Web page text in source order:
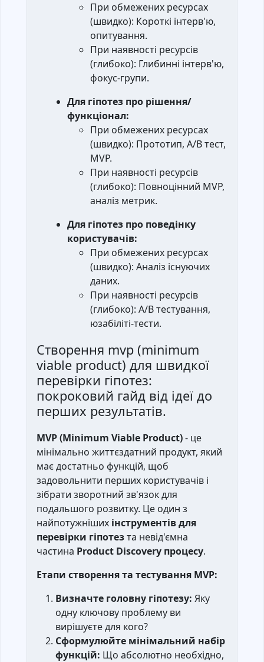
При обмежених ресурсах
(швидко): Короткі інтерв'ю,
опитування.
При наявності ресурсів
(глибоко): Глибинні інтерв'ю,
фокус-групи.
Для гіпотез про рішення/
функціонал:
При обмежених ресурсах
(швидко): Прототип, A/B тест,
MVP.
При наявності ресурсів
(глибоко): Повноцінний MVP,
аналіз метрик.
Для гіпотез про поведінку
користувачів:
При обмежених ресурсах
(швидко): Аналіз існуючих
даних.
При наявності ресурсів
(глибоко): A/B тестування,
юзабіліті-тести.
Створення mvp (minimum
viable product) для швидкої
перевірки гіпотез:
покроковий гайд від ідеї до
перших результатів.
MVP (Minimum Viable Product)- це
мінімально життєздатний продукт, який
має достатньо функцій, щоб
задовольнити перших користувачів і
зібрати зворотний зв'язок для
подальшого розвитку. Це один з
найпотужніших інструментів для
перевірки гіпотезта невід'ємна
частина Product Discovery процесу.
Етапи створення та тестування MVP:
Визначте головну гіпотезу: Яку
одну ключову проблему ви
вирішуєте для кого?
Сформулюйте мінімальний набір
функцій: Що абсолютно необхідно,